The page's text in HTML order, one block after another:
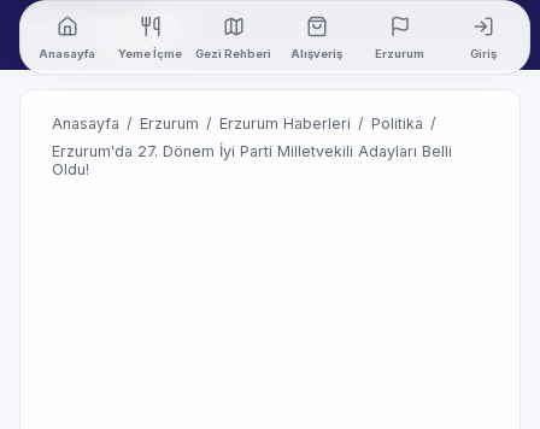
Anasayfa Yeme İçme Gezi Rehberi Alışveriş Erzurum Giriş
Anasayfa / Erzurum / Erzurum Haberleri / Politika /
Erzurum'da 27. Dönem İyi Parti Milletvekili Adayları Belli
Oldu!